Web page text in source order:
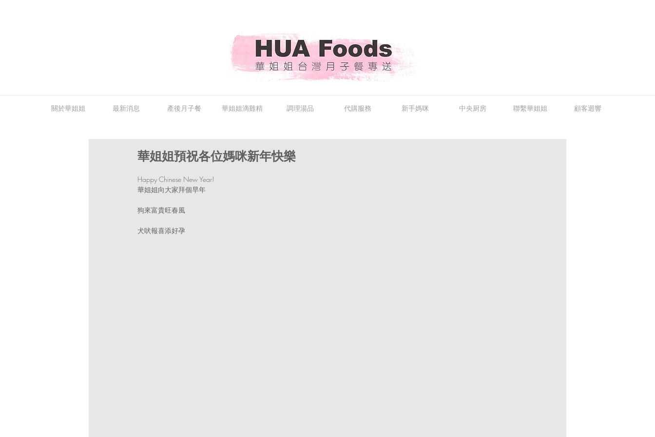
關於華姐姐 最新消息 產後月子餐 華姐姐滴雞精 調理湯品 代購服務 新手媽咪 中央厨房 聯繫華姐姐 顧客迴響
華姐姐預祝各位媽咪新年快樂
Happy Chinese New Year!
華姐姐向大家拜個早年
狗來富貴旺春風
犬吠報喜添好孕